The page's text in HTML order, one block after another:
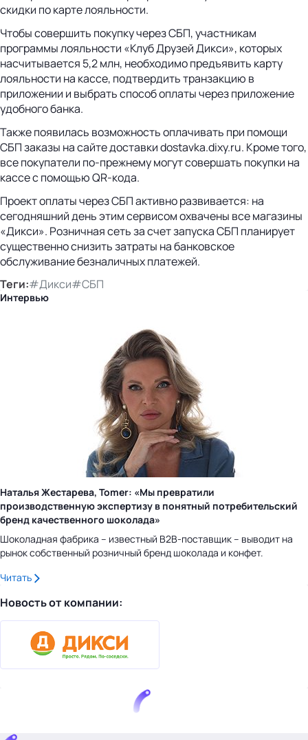
скидки по карте лояльности.
Чтобы совершить покупку через СБП, участникам
программы лояльности «Клуб Друзей Дикси», которых
насчитывается 5,2 млн, необходимо предъявить карту
лояльности на кассе, подтвердить транзакцию в
приложении и выбрать способ оплаты через приложение
удобного банка.
Также появилась возможность оплачивать при помощи
СБП заказы на сайте доставки dostavka.dixy.ru. Кроме того,
все покупатели по-прежнему могут совершать покупки на
кассе с помощью QR-кода.
Проект оплаты через СБП активно развивается: на
сегодняшний день этим сервисом охвачены все магазины
«Дикси». Розничная сеть за счет запуска СБП планирует
существенно снизить затраты на банковское
обслуживание безналичных платежей.
Теги:#Дикси#СБП
Интервью
Наталья Жестарева, Tomer: «Мы превратили
производственную экспертизу в понятный потребительский
бренд качественного шоколада»
Шоколадная фабрика – известный B2B-поставщик – выводит на
рынок собственный розничный бренд шоколада и конфет.
Читать
Новость от компании: